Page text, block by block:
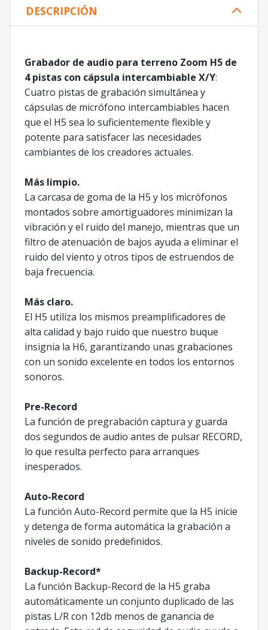
DESCRIPCIÓN
Grabador de audio para terreno Zoom H5 de
4 pistas con cápsula intercambiable X/Y:
Cuatro pistas de grabación simultánea y
cápsulas de micrófono intercambiables hacen
que el H5 sea lo suficientemente flexible y
potente para satisfacer las necesidades
cambiantes de los creadores actuales.
Más limpio.
La carcasa de goma de la H5 y los micrófonos
montados sobre amortiguadores minimizan la
vibración y el ruido del manejo, mientras que un
filtro de atenuación de bajos ayuda a eliminar el
ruido del viento y otros tipos de estruendos de
baja frecuencia.
Más claro.
El H5 utiliza los mismos preamplificadores de
alta calidad y bajo ruido que nuestro buque
insignia la H6, garantizando unas grabaciones
con un sonido excelente en todos los entornos
sonoros.
Pre-Record
La función de pregrabación captura y guarda
dos segundos de audio antes de pulsar RECORD,
lo que resulta perfecto para arranques
inesperados.
Auto-Record
La función Auto-Record permite que la H5 inicie
y detenga de forma automática la grabación a
niveles de sonido predefinidos.
Backup-Record*
La función Backup-Record de la H5 graba
automáticamente un conjunto duplicado de las
pistas L/R con 12db menos de ganancia de